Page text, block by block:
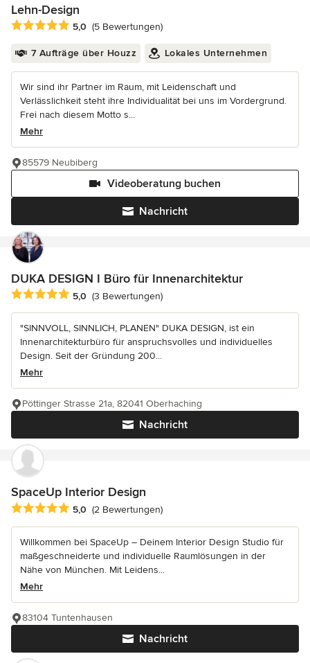
Lehn-Design
Durchschnittliche Bewertung: 5 von 5 Sternen
5,0 (5 Bewertungen)
7 Aufträge über Houzz Lokales Unternehmen
Wir sind ihr Partner im Raum, mit Leidenschaft und
Verlässlichkeit steht ihre Individualität bei uns im Vordergrund.
Frei nach diesem Motto s...
Mehr
Nachricht
Videoberatung buchen
85579 Neubiberg
DUKA DESIGN I Büro für Innenarchitektur
Durchschnittliche Bewertung: 5 von 5 Sternen
5,0 (3 Bewertungen)
"SINNVOLL, SINNLICH, PLANEN" DUKA DESIGN, ist ein
Innenarchitekturbüro für anspruchsvolles und individuelles
Design. Seit der Gründung 200...
Mehr
Nachricht
Pöttinger Strasse 21a, 82041 Oberhaching
SpaceUp Interior Design
Durchschnittliche Bewertung: 5 von 5 Sternen
5,0 (2 Bewertungen)
Willkommen bei SpaceUp – Deinem Interior Design Studio für
maßgeschneiderte und individuelle Raumlösungen in der
Nähe von München. Mit Leidens...
Mehr
Nachricht
83104 Tuntenhausen